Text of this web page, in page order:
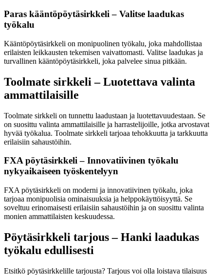
Paras kääntöpöytäsirkkeli – Valitse laadukas
työkalu
Kääntöpöytäsirkkeli on monipuolinen työkalu, joka mahdollistaa
erilaisten leikkausten tekemisen vaivattomasti. Valitse laadukas ja
turvallinen kääntöpöytäsirkkeli, joka palvelee sinua pitkään.
Toolmate sirkkeli – Luotettava valinta
ammattilaisille
Toolmate sirkkeli on tunnettu laadustaan ja luotettavuudestaan. Se
on suosittu valinta ammattilaisille ja harrastelijoille, jotka arvostavat
hyvää työkalua. Toolmate sirkkeli tarjoaa tehokkuutta ja tarkkuutta
erilaisiin sahaustöihin.
FXA pöytäsirkkeli – Innovatiivinen työkalu
nykyaikaiseen työskentelyyn
FXA pöytäsirkkeli on moderni ja innovatiivinen työkalu, joka
tarjoaa monipuolisia ominaisuuksia ja helppokäyttöisyyttä. Se
soveltuu erinomaisesti erilaisiin sahaustöihin ja on suosittu valinta
monien ammattilaisten keskuudessa.
Pöytäsirkkeli tarjous – Hanki laadukas
työkalu edullisesti
Etsitkö pöytäsirkkelille tarjousta? Tarjous voi olla loistava tilaisuus